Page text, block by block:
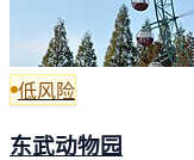
低风险
东武动物园